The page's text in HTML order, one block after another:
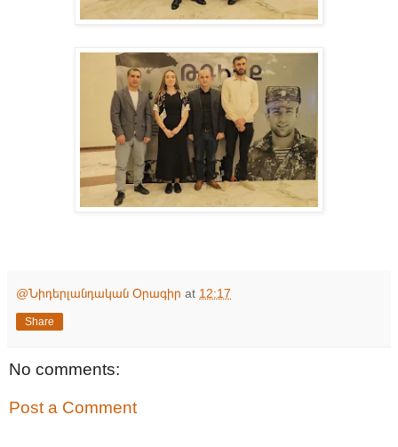
@Նիդերլանդական Օրագիր at 12:17
Share
No comments:
Post a Comment